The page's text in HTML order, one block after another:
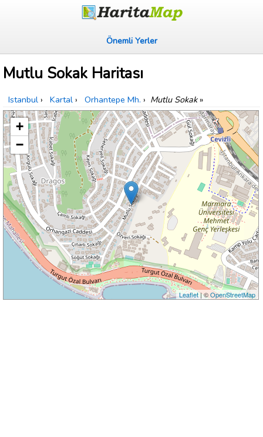
Önemli Yerler
Mutlu Sokak Haritası
Istanbul › Kartal › Orhantepe Mh. › Mutlu Sokak»
+
−
Leaflet| ©OpenStreetMap